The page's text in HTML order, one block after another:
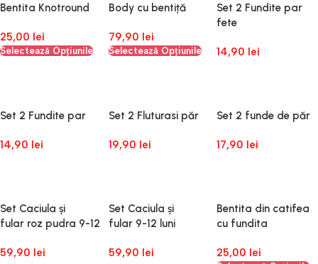
Bentita Knotround
25,00 lei
Selectează Opțiunile
Body cu bentiță
79,90 lei
Selectează Opțiunile
Set 2 Fundite par
fete
14,90 lei
Set 2 Fundite par
14,90 lei
Set 2 Fluturasi păr
19,90 lei
Set 2 funde de păr
17,90 lei
Set Caciula și
fular roz pudra 9-12
59,90 lei
Set Caciula și
fular 9-12 luni
59,90 lei
Bentita din catifea
cu fundita
25,00 lei